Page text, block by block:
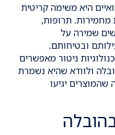
היא משימה קריטית
מחמירות. תרופות,
שמירה על
ובטיחותם.
ניטור מאפשרים
ולוודא שהיא נשמרת
יגיעו